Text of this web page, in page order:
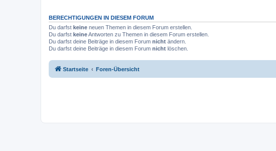
BERECHTIGUNGEN IN DIESEM FORUM
Du darfst keine neuen Themen in diesem Forum erstellen.
Du darfst keineAntworten zu Themen in diesem Forum erstellen.
Du darfst deine Beiträge in diesem Forum nicht ändern.
Du darfst deine Beiträge in diesem Forum nicht löschen.
Startseite Foren-Übersicht